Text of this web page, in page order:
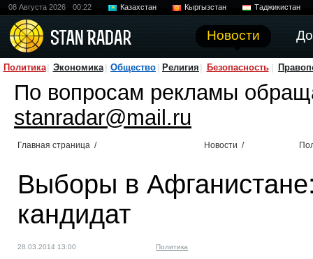
08 Августа 2026 00:22 Казахстан Кыргызстан Таджикистан
Новости
Политика Экономика Общество Религия Безопасность
По вопросам рекламы
stanradar@mail.ru
Главная страница / Новости /
Выборы в
кандидат
28.03.2014 13:00 Политика